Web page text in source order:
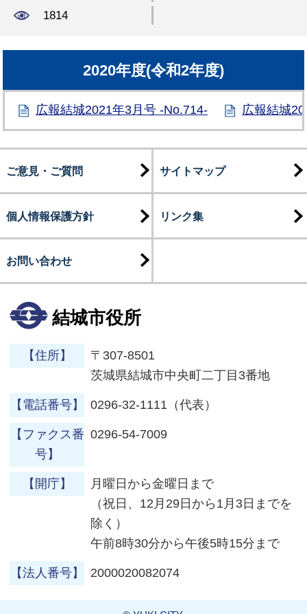
1814
2020年度(令和2年度)
広報結城2021年3月号 -No.714- 広報結城
ご意見・ご質問 サイトマップ
個人情報保護方針 リンク集
お問い合わせ
結城市役所
【住所】
〒307-8501
茨城県結城市中央町二丁目3番地
【電話番号】 0296-32-1111（代表）
【ファクス番
号】
0296-54-7009
【開庁】
月曜日から金曜日まで
（祝日、12月29日から1月3日までを
除く）
午前8時30分から午後5時15分まで
【法人番号】 2000020082074